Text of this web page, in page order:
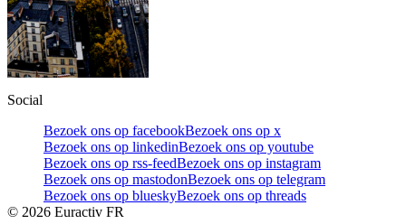
Social
Bezoek ons op facebookBezoek ons op x
Bezoek ons op linkedinBezoek ons op youtube
Bezoek ons op rss-feedBezoek ons op instagram
Bezoek ons op mastodonBezoek ons op telegram
Bezoek ons op blueskyBezoek ons op threads
© 2026 Euractiv FR